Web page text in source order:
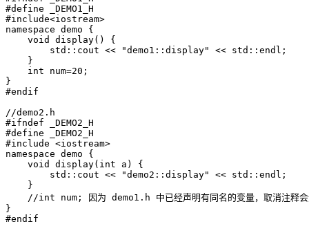
#define _DEMO1_H
#include<iostream>
namespace demo {
    void display() {
        std::cout << "demo1::display" << std::endl;
    }
    int num=20;
}
#endif
//demo2.h
#ifndef _DEMO2_H
#define _DEMO2_H
#include <iostream>
namespace demo {
    void display(int a) {
        std::cout << "demo2::display" << std::endl;
    }
//int num; 因为 demo1.h 中已经声明有同名的变量，取消注释会
}
#endif